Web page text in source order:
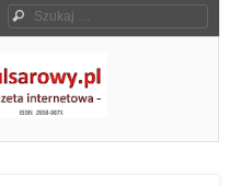
Szukaj